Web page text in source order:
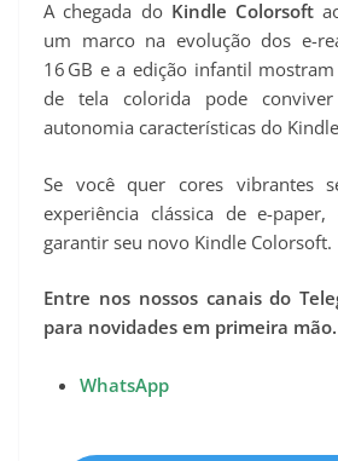
A chegada do Kindle Colorsoft
um marco na evolução dos e-
16 GB e a edição infantil
de tela colorida pode
autonomia características do
Se você quer cores vibrantes
experiência clássica de e-
garantir seu novo Kindle Colorsoft.
Entre nos nossos canais do
para novidades em primeira mão.
WhatsApp